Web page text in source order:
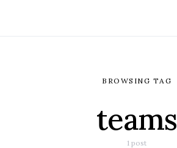
BROWSING TAG
teams
1 post